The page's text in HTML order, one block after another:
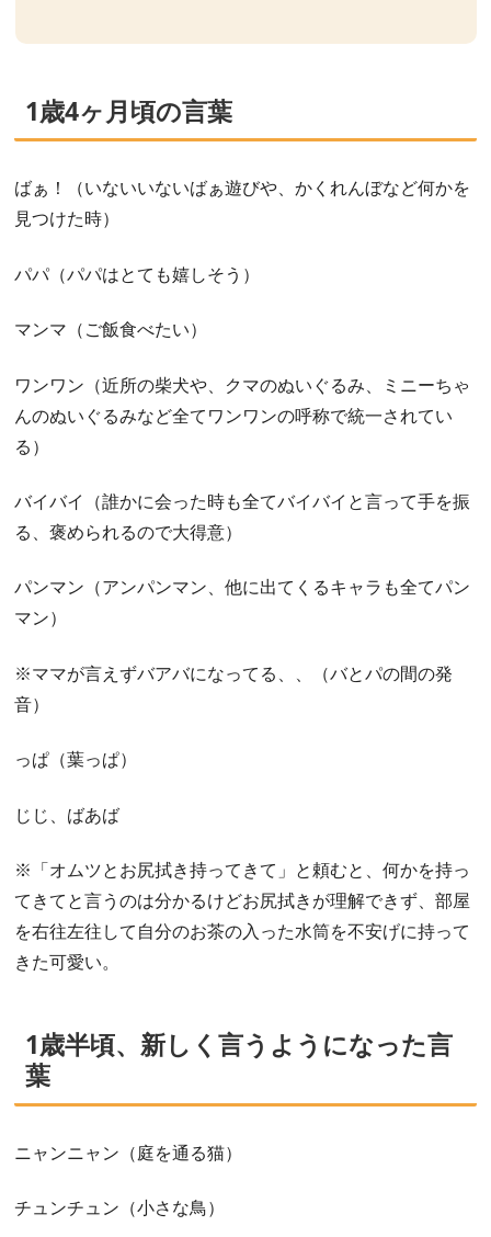
1歳4ヶ月頃の言葉
ばぁ！（いないいないばぁ遊びや、かくれんぼなど何かを
見つけた時）
パパ（パパはとても嬉しそう）
マンマ（ご飯食べたい）
ワンワン（近所の柴犬や、クマのぬいぐるみ、ミニーちゃ
んのぬいぐるみなど全てワンワンの呼称で統一されてい
る）
バイバイ（誰かに会った時も全てバイバイと言って手を振
る、褒められるので大得意）
パンマン（アンパンマン、他に出てくるキャラも全てパン
マン）
※ママが言えずバアバになってる、、（バとパの間の発
音）
っぱ（葉っぱ）
じじ、ばあば
※「オムツとお尻拭き持ってきて」と頼むと、何かを持っ
てきてと言うのは分かるけどお尻拭きが理解できず、部屋
を右往左往して自分のお茶の入った水筒を不安げに持って
きた可愛い。
1歳半頃、新しく言うようになった言
葉
ニャンニャン（庭を通る猫）
チュンチュン（小さな鳥）